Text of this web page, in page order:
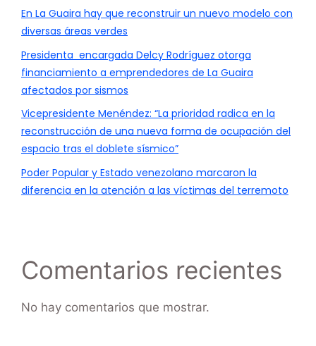
En La Guaira hay que reconstruir un nuevo modelo con
diversas áreas verdes
Presidenta encargada Delcy Rodríguez otorga
financiamiento a emprendedores de La Guaira
afectados por sismos
Vicepresidente Menéndez: “La prioridad radica en la
reconstrucción de una nueva forma de ocupación del
espacio tras el doblete sísmico”
Poder Popular y Estado venezolano marcaron la
diferencia en la atención a las víctimas del terremoto
Comentarios recientes
No hay comentarios que mostrar.